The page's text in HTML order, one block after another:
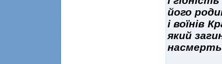
його
і воїнів
який